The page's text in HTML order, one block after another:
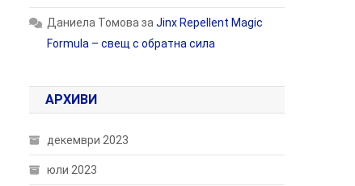
Даниела Томова заJinx Repellent Magic
Formula – свещ с обратна сила
АРХИВИ
декември 2023
юли 2023